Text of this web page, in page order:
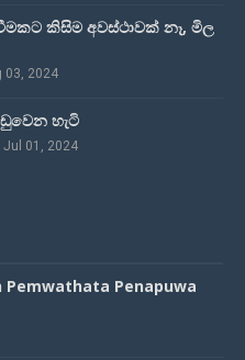
කිසිම අවස්ථාවක් නෑ, මිල
03, 2024
හැටි
Jul 01, 2024
Pemwathata Penapuwa